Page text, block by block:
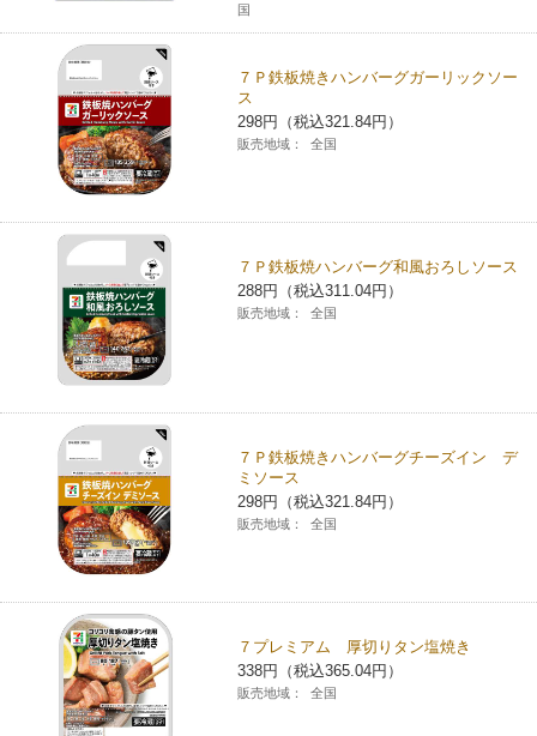
荷物預かりサービス「ecbocloakエクボクローク」（店舗限定）
パウダースペース ラブン（店舗限定）
ソフトバンクギフト
国
７Ｐ鉄板焼きハンバーグガーリックソー
ス
298円（税込321.84円）
販売地域： 全国
７Ｐ鉄板焼ハンバーグ和風おろしソース
288円（税込311.04円）
販売地域： 全国
７Ｐ鉄板焼きハンバーグチーズイン デ
ミソース
298円（税込321.84円）
販売地域： 全国
７プレミアム 厚切りタン塩焼き
338円（税込365.04円）
販売地域： 全国